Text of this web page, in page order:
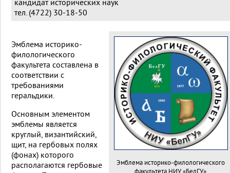
кандидат исторических наук
тел. (4722) 30-18-50
Эмблема историко-филологического
факультета НИУ «БелГУ»
Эмблема историко-
филологического
факультета составлена в
соответствии с
требованиями
геральдики.
Основным элементом
эмблемы является
круглый, византийский,
щит, на гербовых полях
(фонах) которого
располагаются гербовые